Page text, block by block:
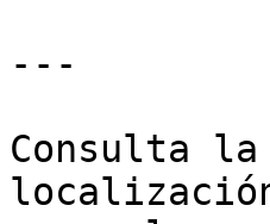
---
Consulta